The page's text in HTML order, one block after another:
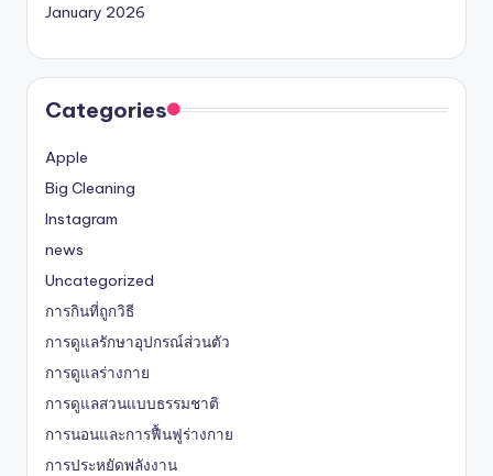
January 2026
Categories
Apple
Big Cleaning
Instagram
news
Uncategorized
การกินที่ถูกวิธี
การดูแลรักษาอุปกรณ์ส่วนตัว
การดูแลร่างกาย
การดูแลสวนแบบธรรมชาติ
การนอนและการฟื้นฟูร่างกาย
การประหยัดพลังงาน